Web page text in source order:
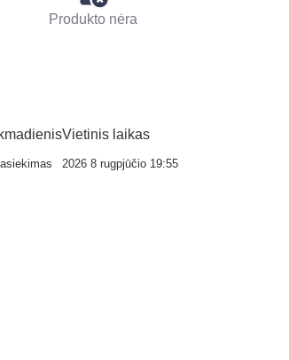
Produkto nėra
Vietinis laikas
2026 8 rugpjūčio 19:55